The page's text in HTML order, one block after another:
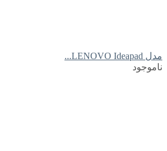
مدل LENOVO Ideapad...
ناموجود